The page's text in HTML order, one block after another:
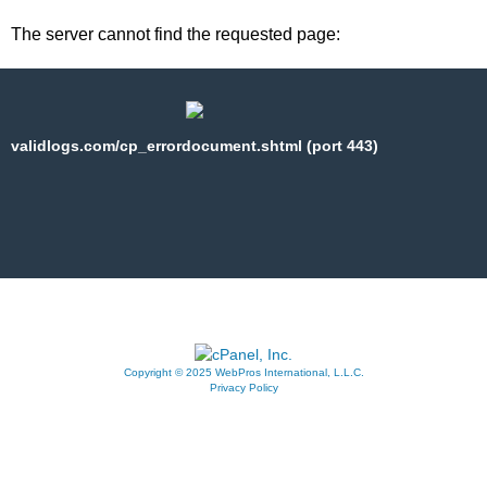
The server cannot find the requested page:
validlogs.com/cp_errordocument.shtml (port 443)
Copyright © 2025 WebPros International, L.L.C.
Privacy Policy